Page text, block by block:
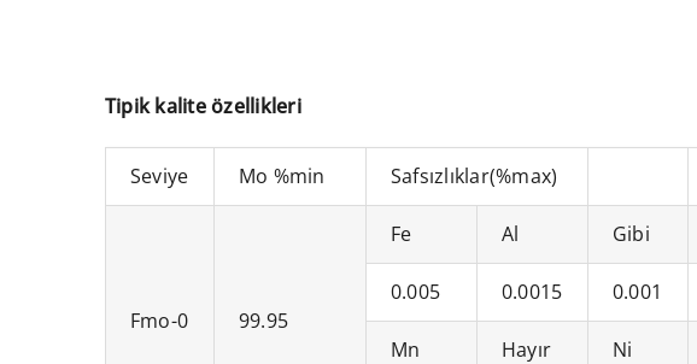
Tipik kalite özellikleri
Seviye Mo %min Safsızlıklar(%max)
Fmo-0 99.95
Fe Al Gibi
0.005 0.0015 0.001
Mn Hayır Ni